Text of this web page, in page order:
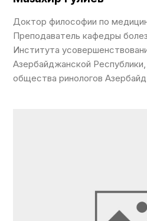
Доктор философии по
Преподаватель кафедры
Института
Азербайджанской
общества ринологов